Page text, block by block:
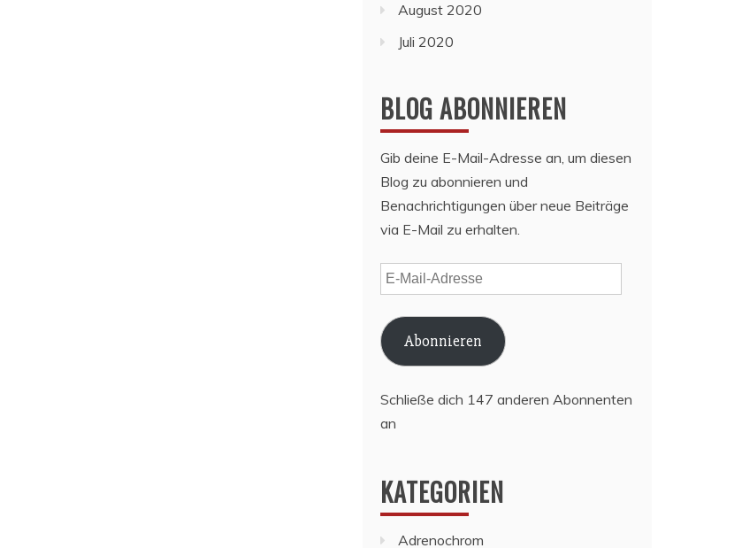
August 2020
Juli 2020
BLOG ABONNIEREN
Gib deine E-Mail-Adresse an, um diesen
Blog zu abonnieren und
Benachrichtigungen über neue Beiträge
via E-Mail zu erhalten.
E-
Mail-
Adresse
Abonnieren
Schließe dich 147 anderen Abonnenten
an
KATEGORIEN
Adrenochrom